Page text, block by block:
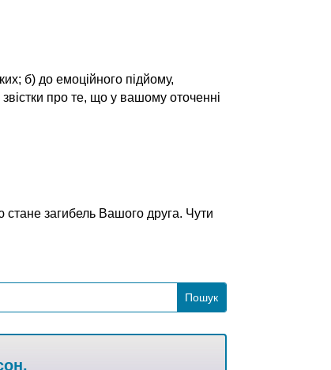
б) до емоційного підйому,
про те, що у вашому оточенні
стане загибель Вашого друга. Чути